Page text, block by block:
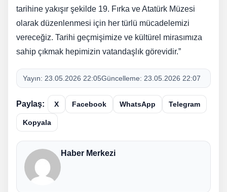
tarihine yakışır şekilde 19. Fırka ve Atatürk Müzesi
olarak düzenlenmesi için her türlü mücadelemizi
vereceğiz. Tarihi geçmişimize ve kültürel mirasımıza
sahip çıkmak hepimizin vatandaşlık görevidir.”
Yayın: 23.05.2026 22:05Güncelleme: 23.05.2026 22:07
Paylaş: X Facebook WhatsApp Telegram
Kopyala
Haber Merkezi